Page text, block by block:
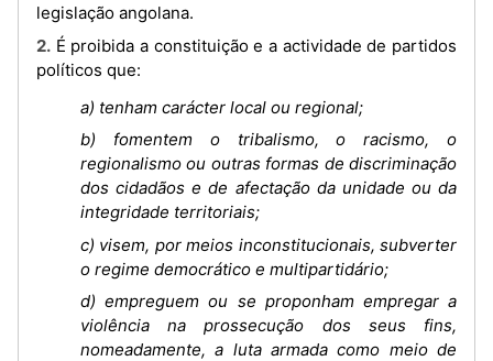
legislação angolana.
2. É proibida a constituição e a actividade de partidos
políticos que:
a) tenham carácter local ou regional;
b) fomentem o tribalismo, o racismo, o
regionalismo ou outras formas de discriminação
dos cidadãos e de afectação da unidade ou da
integridade territoriais;
c) visem, por meios inconstitucionais, subverter
o regime democrático e multipartidário;
d) empreguem ou se proponham empregar a
violência na prossecução dos seus fins,
nomeadamente, a luta armada como meio de